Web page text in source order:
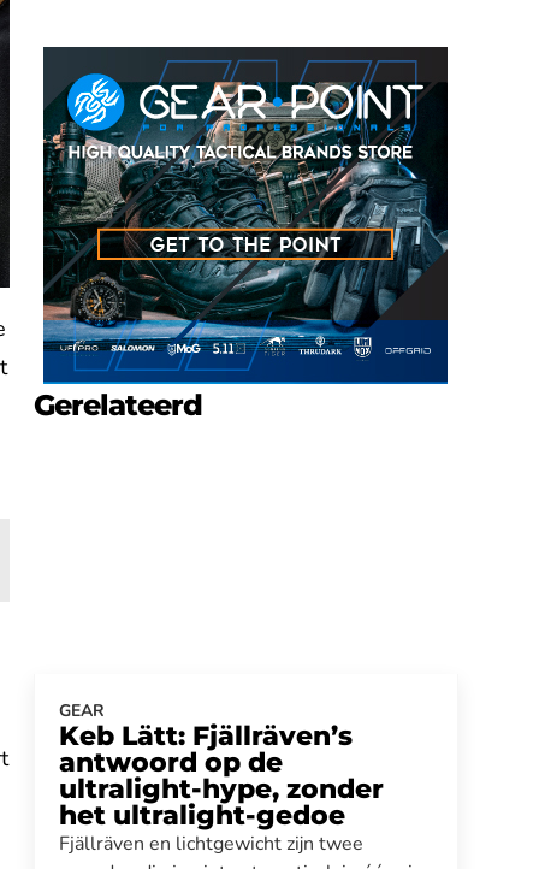
Gerelateerd
GEAR
Keb Lätt: Fjällräven’s
antwoord op de
ultralight-hype, zonder
het ultralight-gedoe
Fjällräven en lichtgewicht zijn twee